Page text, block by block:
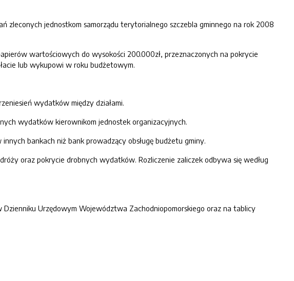
zleconych jednostkom samorządu terytorialnego szczebla gminnego na rok 2008
wartościowych do wysokości 200.000zł, przeznaczonych na pokrycie
lub wykupowi w roku budżetowym.
wydatków między działami.
wydatków kierownikom jednostek organizacyjnych.
bankach niż bank prowadzący obsługę budżetu gminy.
oraz pokrycie drobnych wydatków. Rozliczenie zaliczek odbywa się według
Urzędowym Województwa Zachodniopomorskiego oraz na tablicy